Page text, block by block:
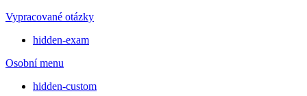
Vypracované otázky
hidden-exam
Osobní menu
hidden-custom